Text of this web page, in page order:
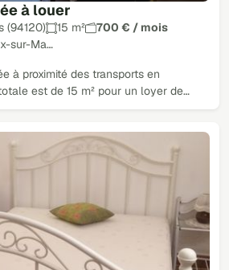
à louer
(94120) 15 m²
700 € / mois
sur-Ma…
à proximité des transports en
est de 15 m² pour un loyer de…